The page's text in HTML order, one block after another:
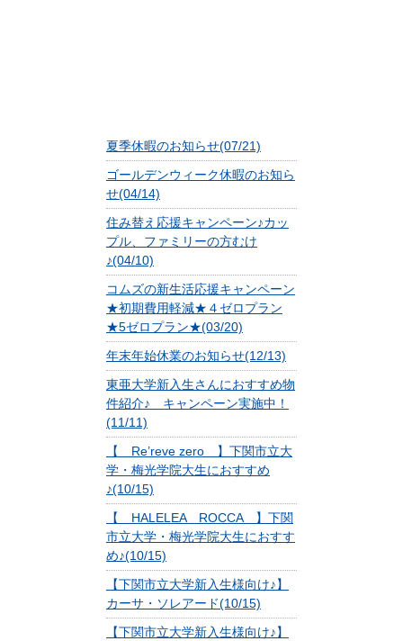
夏季休暇のお知らせ(07/21)
ゴールデンウィーク休暇のお知ら
せ(04/14)
住み替え応援キャンペーン♪カッ
プル、ファミリーの方むけ
♪(04/10)
コムズの新生活応援キャンペーン
★初期費用軽減★４ゼロプラン
★5ゼロプラン★(03/20)
年末年始休業のお知らせ(12/13)
東亜大学新入生さんにおすすめ物
件紹介♪ キャンペーン実施中！
(11/11)
【 Re’reve zero 】下関市立大
学・梅光学院大生におすすめ
♪(10/15)
【 HALELEA ROCCA 】下関
市立大学・梅光学院大生におすす
め♪(10/15)
【下関市立大学新入生様向け♪】
カーサ・ソレアード(10/15)
【下関市立大学新入生様向け♪】